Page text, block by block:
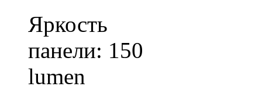
Яркость
панели: 150
lumen